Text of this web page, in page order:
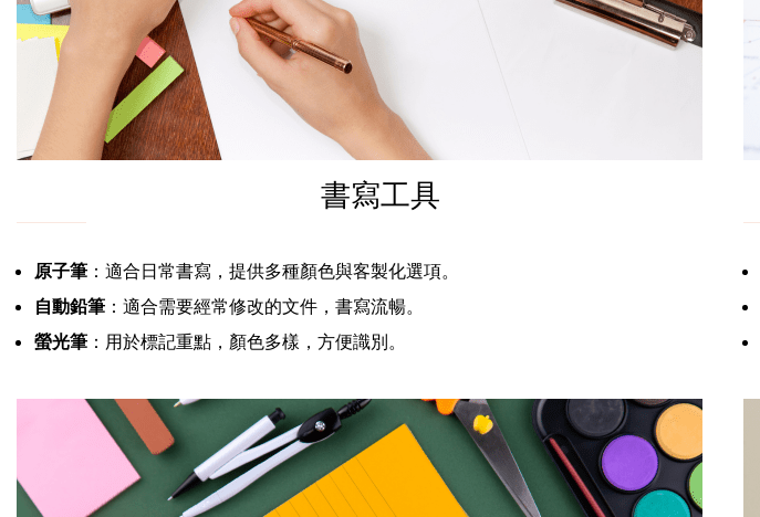
書寫工具
原子筆 ：適合日常書寫，提供多種顏色與客製化選項。
自動鉛筆 ：適合需要經常修改的文件，書寫流暢。
螢光筆 ：用於標記重點，顏色多樣，方便識別。